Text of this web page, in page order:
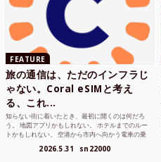
FEATURE
旅の通信は、ただのインフラじ
ゃない。Coral eSIMと考え
る、これ...
知らない街に着いたとき、最初に開くのは何だろ
う。 地図アプリかもしれない。 ホテルまでのルー
トかもしれない。 空港から市内へ向かう電車の乗
2026.5.31 sn22000